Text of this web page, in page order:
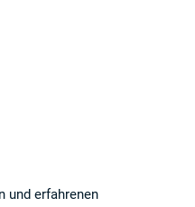
und erfahrenen